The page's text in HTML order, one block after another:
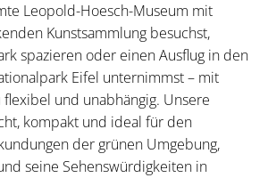
Leopold-Hoesch-Museum mit
Kunstsammlung besuchst,
spazieren oder einen Ausflug in den
Eifel unternimmst – mit
und unabhängig. Unsere
kompakt und ideal für den
der grünen Umgebung,
seine Sehenswürdigkeiten in